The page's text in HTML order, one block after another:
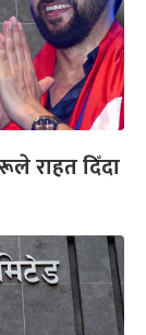
राहत दिँदा